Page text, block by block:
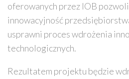
oferowanych przez IOB
innowacyjność
usprawni proces wdrożenia
technologicznych.
Rezultatem projektu będzie